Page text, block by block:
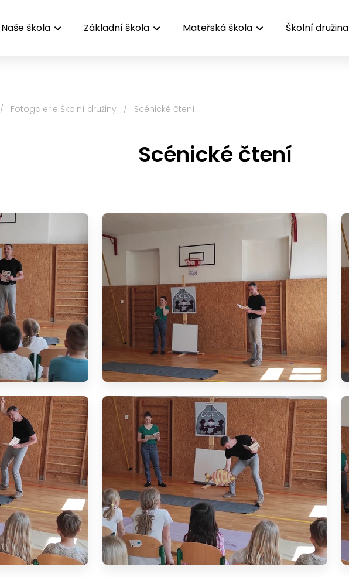
Naše škola Základní škola Mateřská škola Školní družina
/ Fotogalerie Školní družiny / Scénické čtení
Scénické čtení